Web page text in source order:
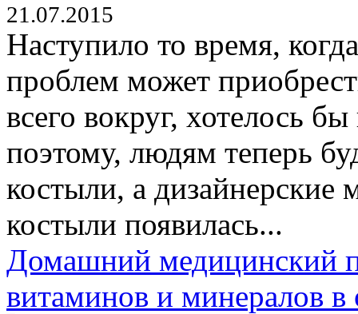
21.07.2015
Наступило то время,
проблем может
всего вокруг, хотелось
поэтому, людям теперь
костыли, а дизайнерские
костыли появилась...
Домашний медицинский
витаминов и минералов в